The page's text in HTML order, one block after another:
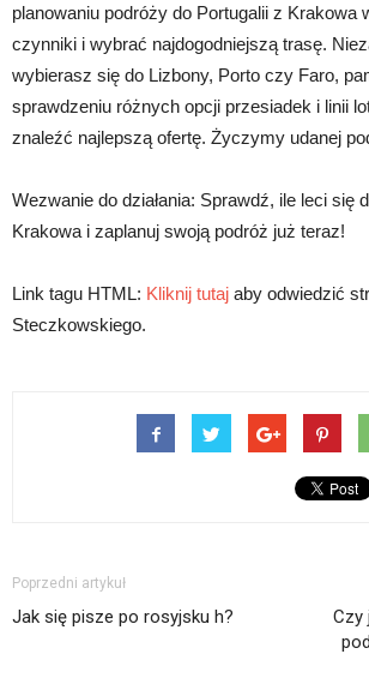
planowaniu podróży do Portugalii z Krakowa
czynniki i wybrać najdogodniejszą trasę.
wybierasz się do Lizbony, Porto czy Faro,
sprawdzeniu różnych opcji przesiadek i linii
znaleźć najlepszą ofertę. Życzymy udanej
Wezwanie do działania: Sprawdź, ile leci się
Krakowa i zaplanuj swoją podróż już teraz!
Link tagu HTML: Kliknij tutaj aby odwiedzić
Steczkowskiego.
Poprzedni artykuł
Jak się pisze po rosyjsku h?
Czy